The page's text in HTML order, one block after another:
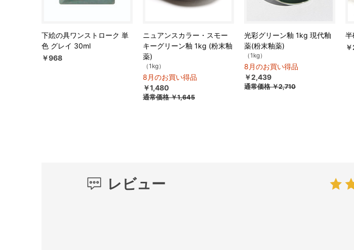
下絵の具ワンストローク 単
色 グレイ 30ml
￥968
ニュアンスカラー・スモー
キーグリーン釉 1kg (粉末釉
薬)
（1kg）
8月のお買い得品
￥1,480
通常価格￥1,645
光彩グリーン釉 1kg 現代釉
薬(粉末釉薬)
（1kg）
8月のお買い得品
￥2,439
通常価格￥2,710
レビュー